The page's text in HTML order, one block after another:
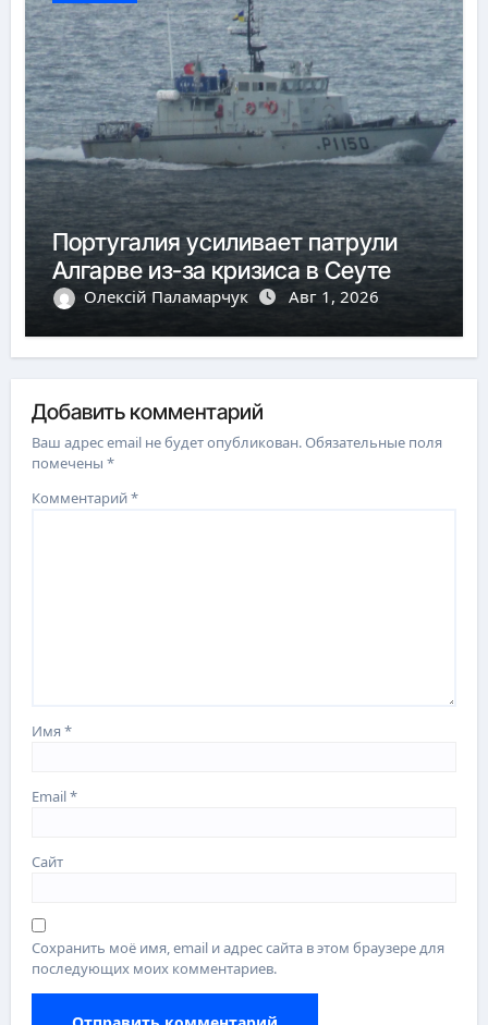
Португалия усиливает патрули
Алгарве из-за кризиса в Сеуте
Олексій Паламарчук Авг 1, 2026
Добавить комментарий
Ваш адрес email не будет опубликован.Обязательные поля
помечены*
Комментарий*
Имя*
Email*
Сайт
Сохранить моё имя, email и адрес сайта в этом браузере для
последующих моих комментариев.